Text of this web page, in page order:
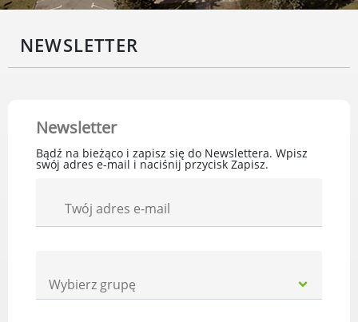
przekształceniowa
Ochrona środowiska
Edukacja ekologiczna
Rolnictwo
Zwierzęta
Centrum Organizacji Pozarządowych
Karty honorowane w Luboniu
Luboński Budżet Obywatelski
NEWSLETTER
Newsletter
Bądź na bieżąco i zapisz się do Newslettera. Wpisz
swój adres e-mail i naciśnij przycisk Zapisz.
Twój adres e-mail
grupę